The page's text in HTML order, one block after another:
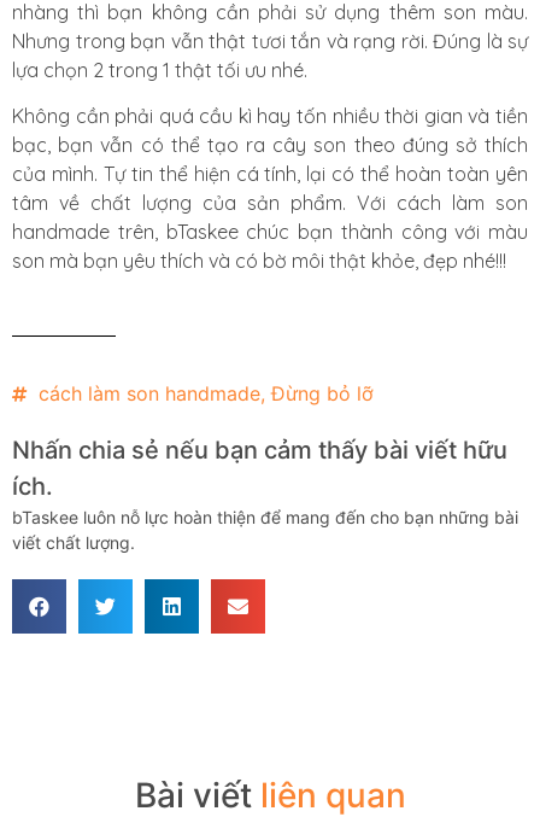
nhàng thì bạn không cần phải sử dụng thêm son màu.
Nhưng trong bạn vẫn thật tươi tắn và rạng rời. Đúng là sự
lựa chọn 2 trong 1 thật tối ưu nhé.
Không cần phải quá cầu kì hay tốn nhiều thời gian và tiền
bạc, bạn vẫn có thể tạo ra cây son theo đúng sở thích
của mình. Tự tin thể hiện cá tính, lại có thể hoàn toàn yên
tâm về chất lượng của sản phẩm. Với cách làm son
handmade trên, bTaskee chúc bạn thành công với màu
son mà bạn yêu thích và có bờ môi thật khỏe, đẹp nhé!!!
cách làm son handmade,Đừng bỏ lỡ
Nhấn chia sẻ nếu bạn cảm thấy bài viết hữu
ích.
bTaskee luôn nỗ lực hoàn thiện để mang đến cho bạn những bài
viết chất lượng.
Bài viết liên quan